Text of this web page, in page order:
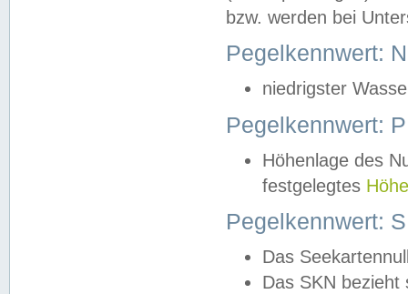
bzw. werden bei
Pegelkennwert:
niedrigster
Pegelkennwert:
Höhenlage des
festgelegtes
Pegelkennwert:
Das
Das SKN